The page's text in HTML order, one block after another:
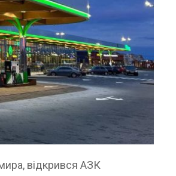
відкрився АЗК